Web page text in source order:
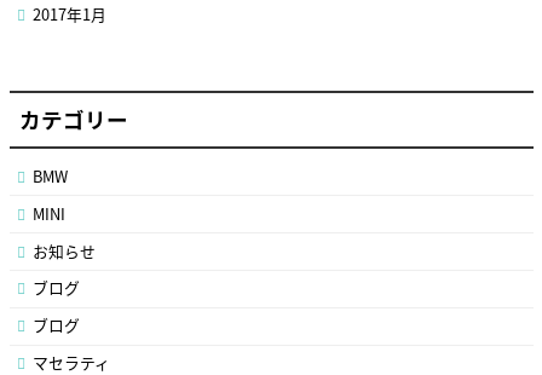
2017年1月
カテゴリー
BMW
MINI
お知らせ
ブログ
ブログ
マセラティ